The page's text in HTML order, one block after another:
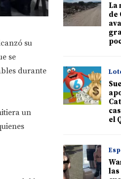
su
se
durante
un
La
de
el